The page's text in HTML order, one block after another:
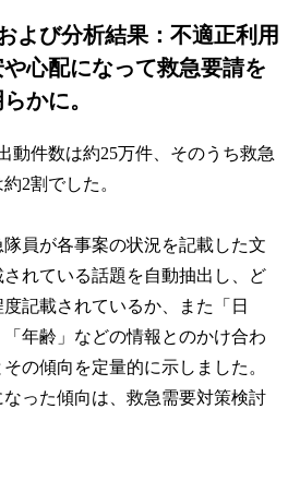
よび分析結果：不適正利用
心配になって救急要請を
かに。
動件数は約25万件、そのうち救急
2割でした。
員が各事案の状況を記載した文
れている話題を自動抽出し、ど
記載されているか、また「日
年齢」などの情報とのかけ合わ
の傾向を定量的に示しました。
った傾向は、救急需要対策検討